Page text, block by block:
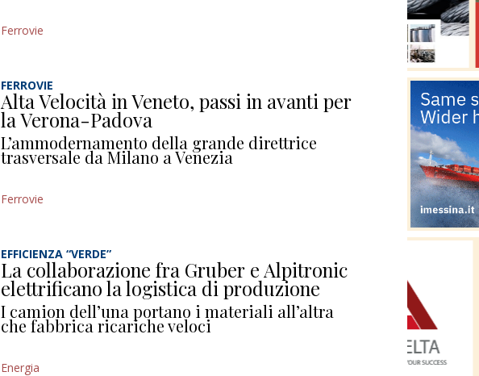
Ferrovie
FERROVIE
Alta Velocità in Veneto, passi in avanti per
la Verona-Padova
L’ammodernamento della grande direttrice
trasversale da Milano a Venezia
Ferrovie
EFFICIENZA “VERDE”
La collaborazione fra Gruber e Alpitronic
elettrificano la logistica di produzione
I camion dell’una portano i materiali all’altra
che fabbrica ricariche veloci
Energia